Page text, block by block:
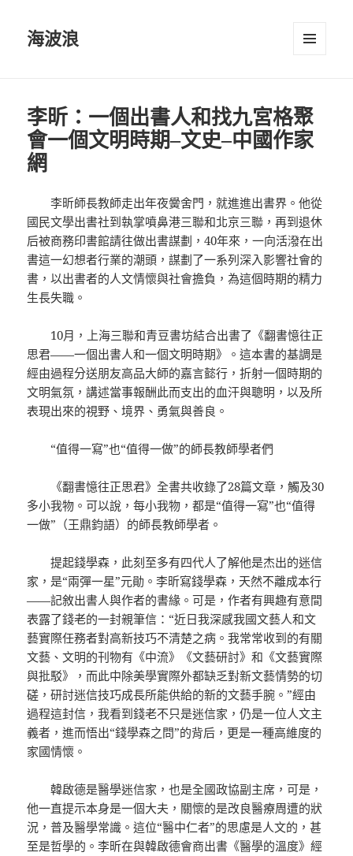
海波浪
李昕：一個出書人和找九宮格聚
會一個文明時期–文史–中國作家
網
李昕師長教師走出年夜黌舍門，就進進出書界。他從
國民文學出書社到執掌噴鼻港三聯和北京三聯，再到退休
后被商務印書館請往做出書謀劃，40年來，一向活潑在出
書這一幻想者行業的潮頭，謀劃了一系列深入影響社會的
書，以出書者的人文情懷與社會擔負，為這個時期的精力
生長失職。
10月，上海三聯和青豆書坊結合出書了《翻書憶往正
思君——一個出書人和一個文明時期》。這本書的基調是
經由過程分送朋友高品大師的嘉言懿行，折射一個時期的
文明氣氛，講述當事報酬此而支出的血汗與聰明，以及所
表現出來的視野、境界、勇氣與善良。
“值得一寫”也“值得一做”的師長教師學者們
《翻書憶往正思君》全書共收錄了28篇文章，觸及30
多小我物。可以說，每小我物，都是“值得一寫”也“值得
一做”（王鼎鈞語）的師長教師學者。
提起錢學森，此刻至多有四代人了解他是杰出的迷信
家，是“兩彈一星”元勛。李昕寫錢學森，天然不離成本行
——記敘出書人與作者的書緣。可是，作者有興趣有意間
表露了錢老的一封親筆信：“近日我深感我國文藝人和文
藝實際任務者對高新技巧不清楚之病。我常常收到的有關
文藝、文明的刊物有《中流》《文藝研討》和《文藝實際
與批駁》，而此中除美學實際外都缺乏對新文藝情勢的切
磋，研討迷信技巧成長所能供給的新的文藝手腕。”經由
過程這封信，我看到錢老不只是迷信家，仍是一位人文主
義者，進而悟出“錢學森之問”的背后，更是一種高維度的
家國情懷。
韓啟德是醫學迷信家，也是全國政協副主席，可是，
他一直提示本身是一個大夫，關懷的是改良醫療周遭的狀
況，普及醫學常識。這位“醫中仁者”的思慮是人文的，甚
至是哲學的。李昕在與韓啟德會商出書《醫學的溫度》經